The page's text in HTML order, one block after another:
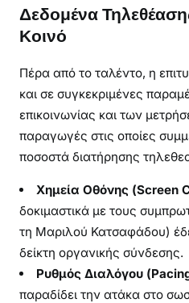
Δεδομένα
Κοινό
Πέρα από το ταλέντο, η
και σε συγκεκριμένες
επικοινωνίας και των
παραγωγές στις οποίες
ποσοστά διατήρησης
Χημεία Οθόνης (Screen
δοκιμαστικά με τους
τη Μαριλού Κατσαφάδου)
δείκτη οργανικής σύνδεσης.
Ρυθμός Διαλόγου
παραδίδει την ατάκα στο